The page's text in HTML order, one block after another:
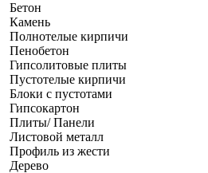
Бетон
Камень
Полнотелые кирпичи
Пенобетон
Гипсолитовые плиты
Пустотелые кирпичи
Блоки с пустотами
Гипсокартон
Плиты/ Панели
Листовой металл
Профиль из жести
Дерево